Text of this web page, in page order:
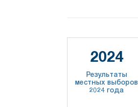
2024
Результаты
местных выборов
2024 года